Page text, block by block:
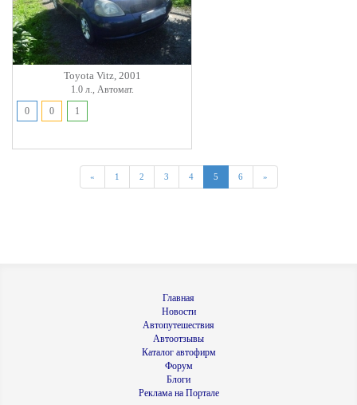
Toyota Vitz, 2001
1.0 л., Автомат.
0
0 1
« 1 2 3 4 5 6 »
Главная
Новости
Автопутешествия
Автоотзывы
Каталог автофирм
Форум
Блоги
Реклама на Портале